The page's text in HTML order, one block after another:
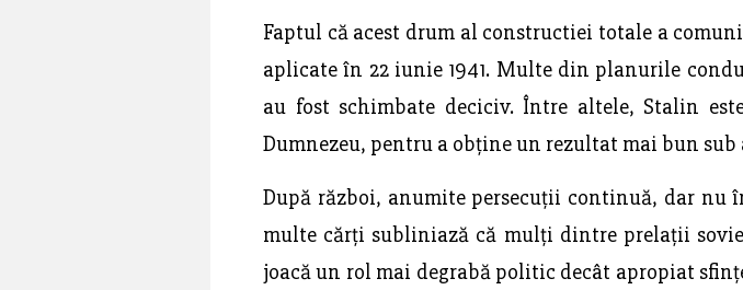
Faptul că acest drum al constructiei totale a
aplicate în 22 iunie 1941. Multe din planurile
au fost schimbate deciciv. Între altele, Stalin
Dumnezeu, pentru a obține un rezultat mai bun
După război, anumite persecuții continuă, dar nu
multe cărți subliniază că mulți dintre prelații
joacă un rol mai degrabă politic decât apropiat